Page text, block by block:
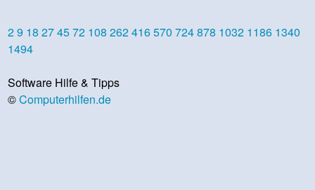
29 18 274572 108 262416570 724878 1032 1186 1340
1494
Software Hilfe & Tipps
©Computerhilfen.de